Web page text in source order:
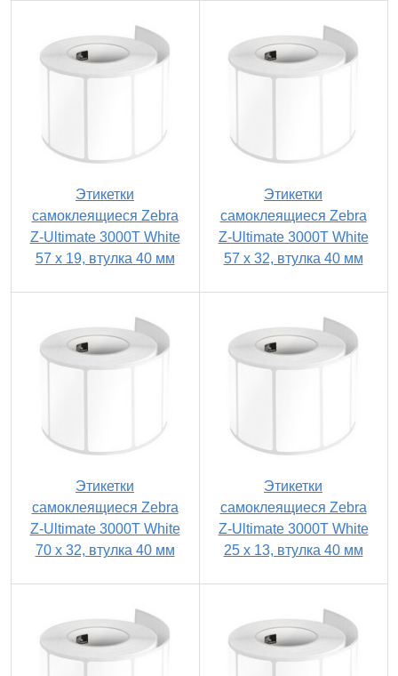
Этикетки
самоклеящиеся Zebra
Z-Ultimate 3000T White
57 x 19, втулка 40 мм
Этикетки
самоклеящиеся Zebra
Z-Ultimate 3000T White
57 x 32, втулка 40 мм
Этикетки
самоклеящиеся Zebra
Z-Ultimate 3000T White
70 x 32, втулка 40 мм
Этикетки
самоклеящиеся Zebra
Z-Ultimate 3000T White
25 x 13, втулка 40 мм